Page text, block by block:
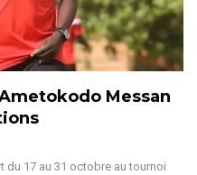
Messan
du 17 au 31 octobre au tournoi